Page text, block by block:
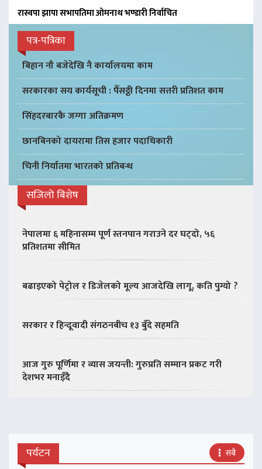
रास्वपा झापा सभापतिमा ओमनाथ भण्डारी निर्वाचित
पत्र-पत्रिका
बिहान नौ बजेदेखि नै कार्यालयमा काम
सरकारका सय कार्यसूची : पैँसठ्ठी दिनमा सत्तरी प्रतिशत काम
सिंहदरबारकै जग्गा अतिक्रमण
छानबिनको दायरामा तिस हजार पदाधिकारी
चिनी निर्यातमा भारतको प्रतिबन्ध
सजिलो बिशेष
नेपालमा ६ महिनासम्म पूर्ण स्तनपान गराउने दर घट्दो, ५६
प्रतिशतमा सीमित
बढाइएको पेट्रोल र डिजेलको मूल्य आजदेखि लागू, कति पुग्यो ?
सरकार र हिन्दूवादी संगठनबीच १३ बुँदे सहमति
आज गुरु पूर्णिमा र व्यास जयन्ती: गुरुप्रति सम्मान प्रकट गरी
देशभर मनाइँदै
पर्यटन सबै